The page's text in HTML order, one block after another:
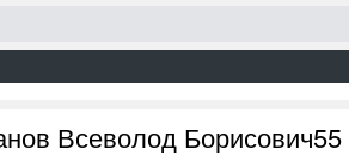
Всеволод Борисович55